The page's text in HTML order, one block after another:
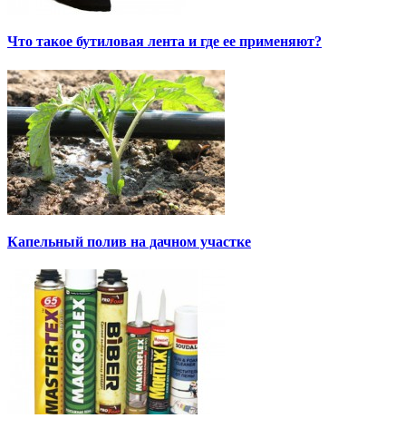
Что такое бутиловая лента и где ее применяют?
Капельный полив на дачном участке